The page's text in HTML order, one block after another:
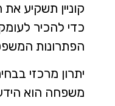
קוניין תשקיע
כדי להכיר
הפתרונות
יתרון מרכזי
משפחה הוא